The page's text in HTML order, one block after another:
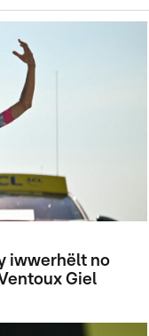
iwwerhëlt no
Giel